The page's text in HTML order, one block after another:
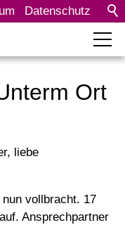
Datenschutz
Ort
liebe
vollbracht. 17
Ansprechpartner